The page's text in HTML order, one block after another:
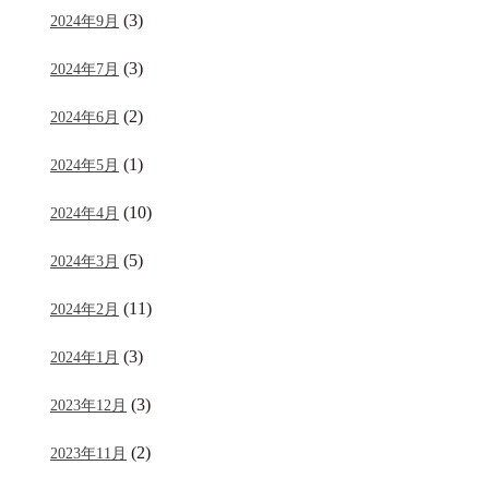
2024年9月 (3)
2024年7月 (3)
2024年6月 (2)
2024年5月 (1)
2024年4月 (10)
2024年3月 (5)
2024年2月 (11)
2024年1月 (3)
2023年12月 (3)
2023年11月 (2)